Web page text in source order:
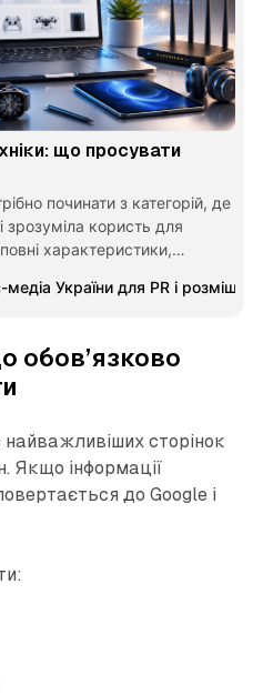
що просувати
починати з категорій, де
зрозуміла користь для
характеристики,
з вибору працюють краще, ніж
URL без реального попиту.
України для PR і
обов’язково
сторінок
Якщо інформації
до Google і